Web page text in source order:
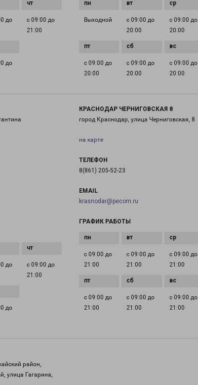
до
с 09:00 до
21:00
до
Выходной
с 09:00 до
20:00
с 09:00 до
20:00
с 09:00 до
20:00
с 09:00 до
20:00
с 09:00 до
20:00
до
с 09:00 до
21:00
до
КРАСНОДАР ЧЕРНИГОВСКАЯ 8
город Краснодар, улица Черниговская, 8
на карте
ТЕЛЕФОН
8(861) 205-52-23
EMAIL
krasnodar@pecom.ru
ГРАФИК РАБОТЫ
с 09:00 до
21:00
с 09:00 до
21:00
с 09:00 до
21:00
с 09:00 до
21:00
с 09:00 до
21:00
с 09:00 до
21:00
район,
улица Гагарина,